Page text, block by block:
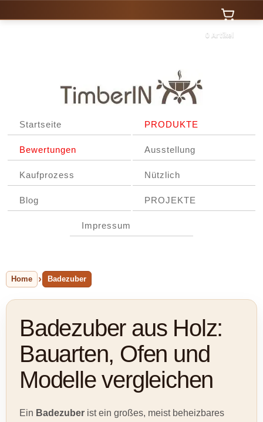
0 Artikel
Startseite PRODUKTE
Bewertungen Ausstellung
Kaufprozess Nützlich
Blog PROJEKTE
Impressum
Home Badezuber
Badezuber aus Holz:
Bauarten, Ofen und
Modelle vergleichen
Ein Badezuber ist ein großes, meist beheizbares